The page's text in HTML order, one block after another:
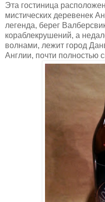
Эта гостиница
мистических деревенек
легенда, берег
кораблекрушений, а
волнами, лежит город
Англии, почти полностью